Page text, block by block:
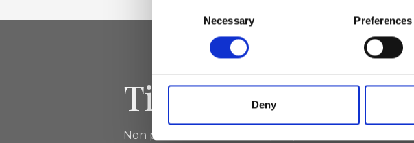
Selection
Necessary Preferences
Deny
Tieniti aggiornato
Non perdere le novità di Ripani, iscriviti alla newsletter!